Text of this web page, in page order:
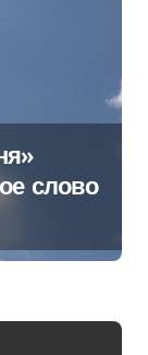
слово